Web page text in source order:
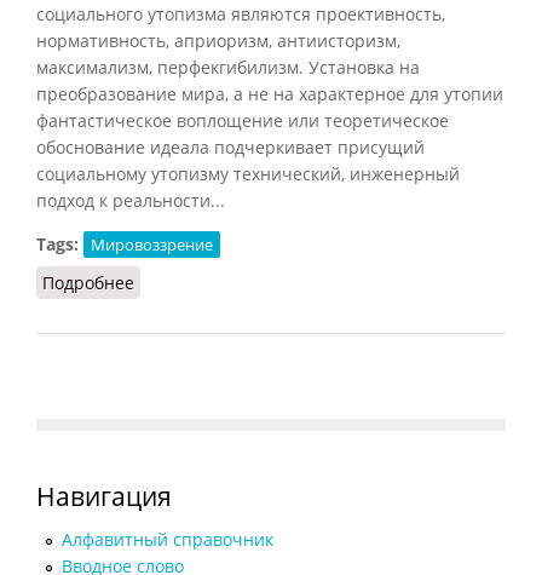
социального утопизма являются проективность,
нормативность, априоризм, антиисторизм,
максимализм, перфекгибилизм. Установка на
преобразование мира, а не на характерное для утопии
фантастическое воплощение или теоретическое
обоснование идеала подчеркивает присущий
социальному утопизму технический, инженерный
подход к реальности...
Tags:
Мировоззрение
Подробнее
Навигация
Алфавитный справочник
Вводное слово